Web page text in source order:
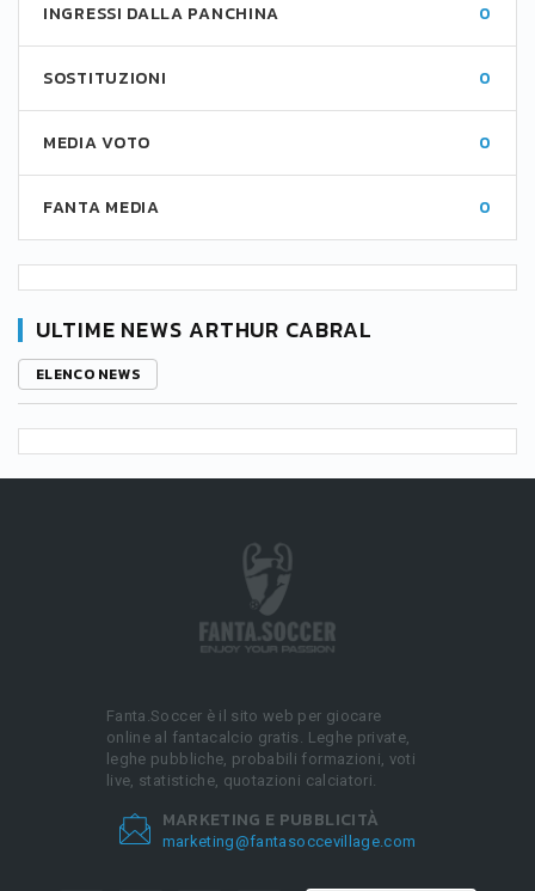
INGRESSI DALLA PANCHINA 0
SOSTITUZIONI 0
MEDIA VOTO 0
FANTA MEDIA 0
ULTIME NEWS ARTHUR CABRAL
ELENCO NEWS
Fanta.Soccer è il sito web per giocare
online al fantacalcio gratis. Leghe private,
leghe pubbliche, probabili formazioni, voti
live, statistiche, quotazioni calciatori.
MARKETING E PUBBLICITÀ
marketing@fantasoccevillage.com